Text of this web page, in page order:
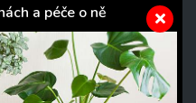
a péče o ně